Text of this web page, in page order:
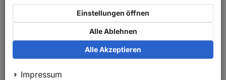
Relevanz
100 1
Einstellungen öffnen
Alle Ablehnen
Alle Akzeptieren
Impressum